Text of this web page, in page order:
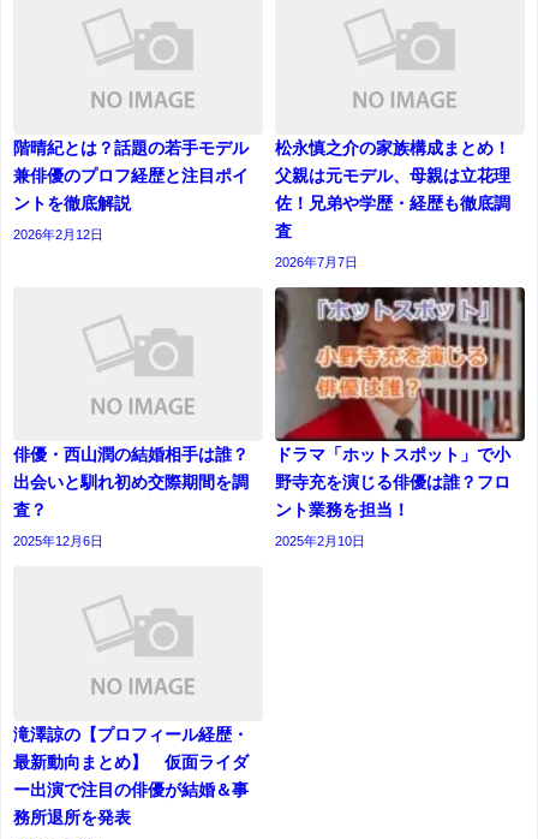
階晴紀とは？話題の若手モデル
兼俳優のプロフ経歴と注目ポイ
ントを徹底解説
2026年2月12日
松永慎之介の家族構成まとめ！
父親は元モデル、母親は立花理
佐！兄弟や学歴・経歴も徹底調
査
2026年7月7日
俳優・西山潤の結婚相手は誰？
出会いと馴れ初め交際期間を調
査？
2025年12月6日
ドラマ「ホットスポット」で小
野寺充を演じる俳優は誰？フロ
ント業務を担当！
2025年2月10日
滝澤諒の【プロフィール経歴・
最新動向まとめ】 仮面ライダ
ー出演で注目の俳優が結婚＆事
務所退所を発表